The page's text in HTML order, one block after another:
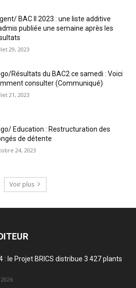
BAC II 2023 : une liste additive
publiée une semaine après les
29, 2023
Résultats du BAC2 ce samedi : Voici
consulter (Communiqué)
21, 2023
Education : Restructuration des
de détente
24, 2023
Voir plus
: le Projet BRICS distribue 3 427 plants